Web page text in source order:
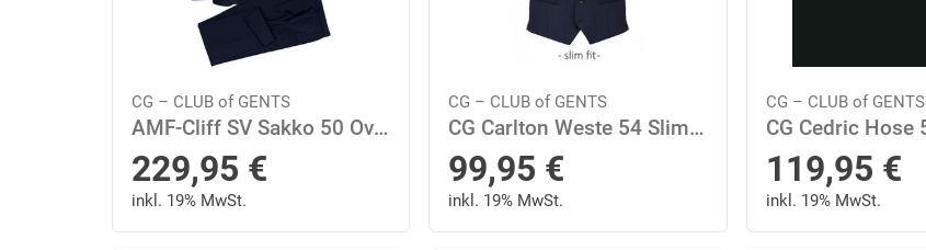
CG – CLUB of GENTS
AMF-Cliff SV Sakko 50 Oversize Fit - Blau
229,95 €
inkl. 19% MwSt.
CG – CLUB of GENTS
CG Carlton Weste 54 Slim Fit - Blau Mittel
99,95 €
inkl. 19% MwSt.
CG – CLUB of GENTS
119,95 €
inkl. 19% MwSt.